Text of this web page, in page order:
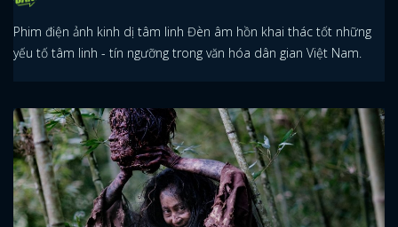
Phim điện ảnh kinh dị tâm linh Đèn âm hồn khai thác tốt những
yếu tố tâm linh - tín ngưỡng trong văn hóa dân gian Việt Nam.